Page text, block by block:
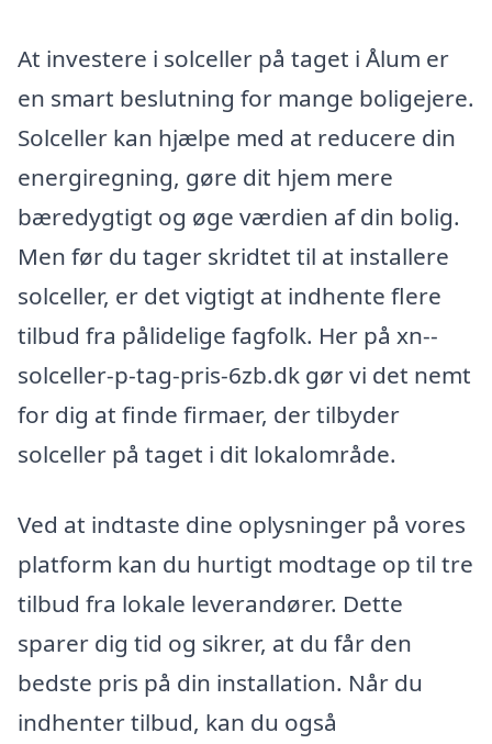
At investere i solceller på taget i Ålum er
en smart beslutning for mange boligejere.
Solceller kan hjælpe med at reducere din
energiregning, gøre dit hjem mere
bæredygtigt og øge værdien af din bolig.
Men før du tager skridtet til at installere
solceller, er det vigtigt at indhente flere
tilbud fra pålidelige fagfolk. Her på xn--
solceller-p-tag-pris-6zb.dk gør vi det nemt
for dig at finde firmaer, der tilbyder
solceller på taget i dit lokalområde.
Ved at indtaste dine oplysninger på vores
platform kan du hurtigt modtage op til tre
tilbud fra lokale leverandører. Dette
sparer dig tid og sikrer, at du får den
bedste pris på din installation. Når du
indhenter tilbud, kan du også